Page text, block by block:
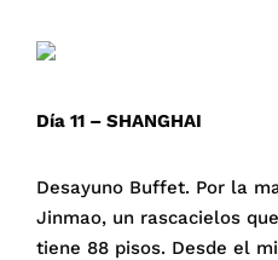
Día 11 – SHANGHAI
Desayuno Buffet. Por la
Jinmao, un rascacielos
tiene 88 pisos. Desde el